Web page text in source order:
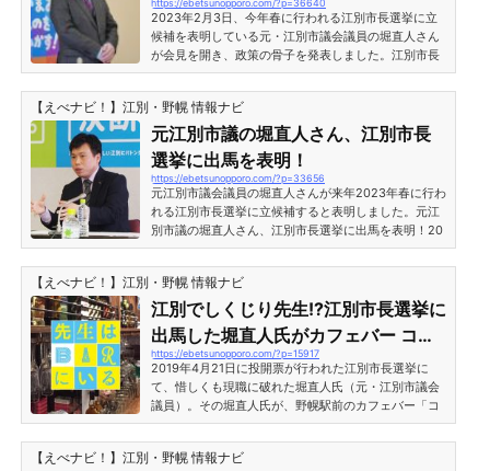
党 野村 和宏（62） 2,818.13票【当選】 無所属
岡 英彦（50） 2,55...
3日）
https://ebetsunopporo.com/?p=36640
2023年2月3日、今年春に行われる江別市長選挙に立
候補を表明している元・江別市議会議員の堀直人さん
が会見を開き、政策の骨子を発表しました。江別市長
選挙に立候補 堀直人氏が会見 政策の骨子を発表（20
23年2月3日）2023年2月3日に開かれた会見で、江別
市長選挙に向けて政策の骨子を発表した元市議会議
員・堀直人さん。上記の冊子は「くらしがいちばん」
をコンセプトに政策をまとめたパンフレット「HORI R
EPORT」で、以下の三原則・重点政策を掲げていま
す。 くらしを最優先に考える 課題を価値に変える 成
熟した未来をつ...
【えべナビ！】江別・野幌 情報ナビ
元江別市議の堀直人さん、江別市長
選挙に出馬を表明！
https://ebetsunopporo.com/?p=33656
元江別市議会議員の堀直人さんが来年2023年春に行わ
れる江別市長選挙に立候補すると表明しました。元江
別市議の堀直人さん、江別市長選挙に出馬を表明！20
22年8月31日、 元江別市議の堀直人さんは自身のSNS
にて、2023年春の江別市長選挙に出馬する意向を固め
たと発表がありました。『えべナビ』の取材に対し堀
さんは、「前回は動き出すのが遅く、市民の方々の声
を聞くことも、政策を伝えることも充分にできません
でした。今回は時間をかけて市民議論を巻き起こし、
住民生活を第一に考えるまちづくり運動を育てていき
たいですね。」と語...
【えべナビ！】江別・野幌 情報ナビ
江別でしくじり先生!?江別市長選挙に
出馬した堀直人氏がカフェバー ココ
モカで講演！
https://ebetsunopporo.com/?p=15917
2019年4月21日に投開票が行われた江別市長選挙に
て、惜しくも現職に破れた堀直人氏（元・江別市議会
議員）。その堀直人氏が、野幌駅前のカフェバー「コ
コモカ」にて、選挙について熱く語る特別講義を行う
とのことです。今江別で一番ホットな男・堀直人氏、
どんなことを語るのでしょうか？気になりますね！
【えべナビ！】江別・野幌 情報ナビ